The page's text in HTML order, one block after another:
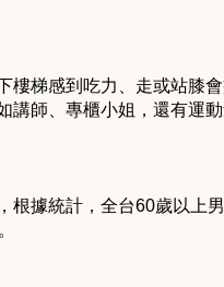
樓梯感到吃力、走或站膝
講師、專櫃小姐，還有運
根據統計，全台60歲以上